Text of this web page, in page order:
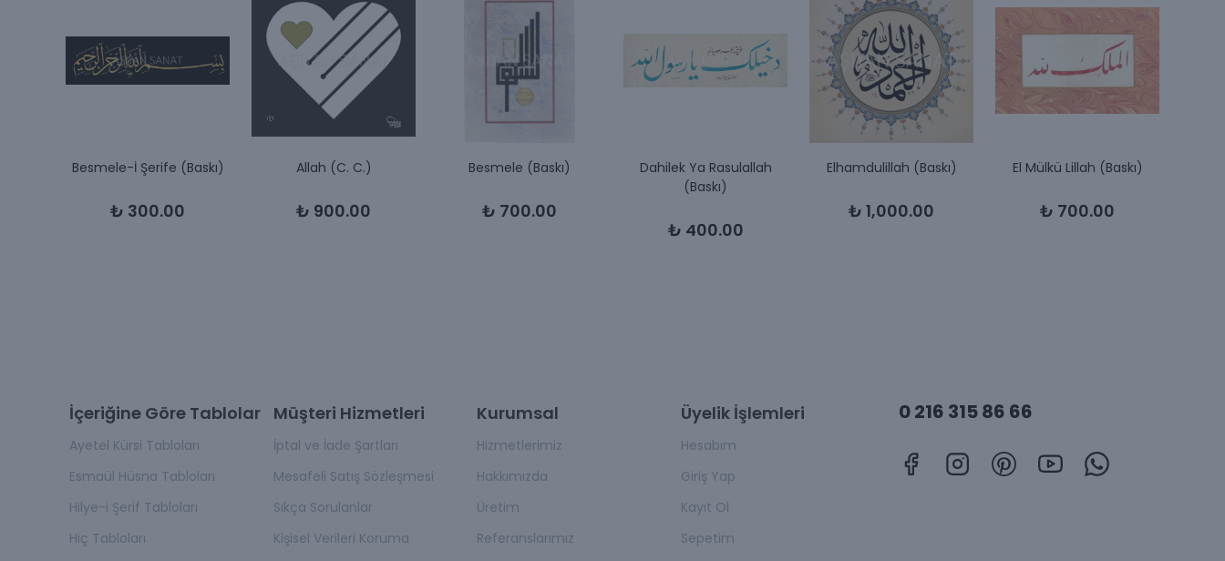
Besmele-İ Şerife (Baskı)
₺ 300.00
Allah (C. C.)
₺ 900.00
Besmele (Baskı)
₺ 700.00
Dahilek Ya Rasulallah
(Baskı)
₺ 400.00
Elhamdulillah (Baskı)
₺ 1,000.00
El Mülkü Lillah (Baskı)
₺ 700.00
İçeriğine Göre Tablolar
Ayetel Kürsi Tabloları
Esmaül Hüsna Tabloları
Hilye-i Şerif Tabloları
Hiç Tabloları
Müşteri Hizmetleri
İptal ve İade Şartları
Mesafeli Satış Sözleşmesi
Sıkça Sorulanlar
Kişisel Verileri Koruma
Kurumsal
Hizmetlerimiz
Hakkımızda
Üretim
Referanslarımız
Üyelik İşlemleri
Hesabım
Giriş Yap
Kayıt Ol
Sepetim
0 216 315 86 66